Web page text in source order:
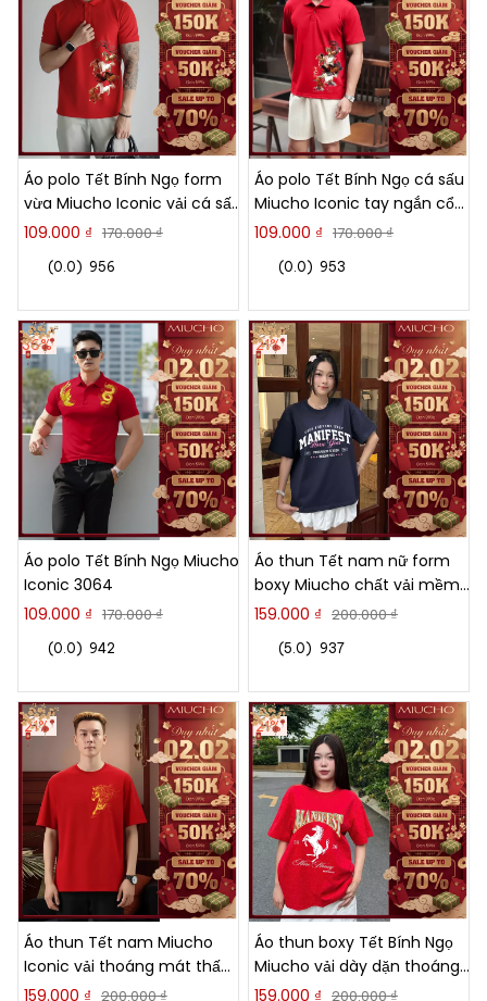
Áo polo Tết Bính Ngọ form
vừa Miucho Iconic vải cá sấu
thoáng mát dày dặn 2985
109.000 ₫ 170.000 ₫
(0.0) 956
Áo polo Tết Bính Ngọ cá sấu
Miucho Iconic tay ngắn cổ
trụ form vừa vải poly thoáng
109.000 ₫ 170.000 ₫
(0.0) 953
36%
Áo polo Tết Bính Ngọ Miucho
Iconic 3064
109.000 ₫ 170.000 ₫
(0.0) 942
21%
Áo thun Tết nam nữ form
boxy Miucho chất vải mềm
mại thoáng mát chữ basic
159.000 ₫ 200.000 ₫
(5.0) 937
21%
Áo thun Tết nam Miucho
Iconic vải thoáng mát thấm
hút tốt form rộng in artwork
159.000 ₫ 200.000 ₫
21%
Áo thun boxy Tết Bính Ngọ
Miucho vải dày dặn thoáng
mát tay ngắn cổ tròn in mix
159.000 ₫ 200.000 ₫